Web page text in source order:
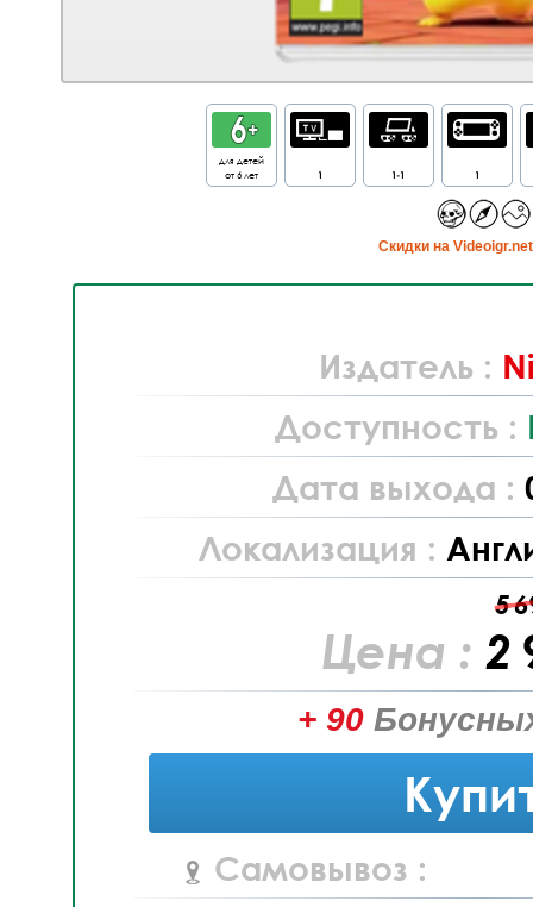
для детей
от 6 лет
1 1-1 1
Cкидки на
Издатель :
Доступность :
Дата выхода :
Локализация :
5
Цена : 2
+ 90
Самовывоз :